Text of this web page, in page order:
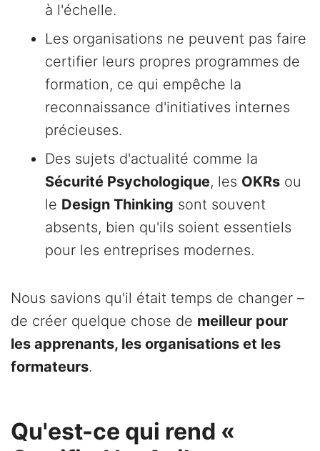
à l'échelle.
Les organisations ne peuvent pas faire
certifier leurs propres programmes de
formation, ce qui empêche la
reconnaissance d'initiatives internes
précieuses.
Des sujets d'actualité comme la
Sécurité Psychologique, les OKRs ou
le Design Thinking sont souvent
absents, bien qu'ils soient essentiels
pour les entreprises modernes.
Nous savions qu'il était temps de changer –
de créer quelque chose de meilleur pour
les apprenants, les organisations et les
formateurs.
Qu'est-ce qui rend «